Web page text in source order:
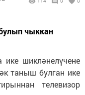
чыккан
шикләнелүчене
таныш булган ике
телевизор